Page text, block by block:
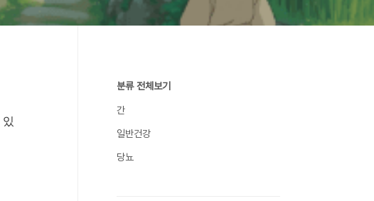
있
분류 전체보기
간
일반건강
당뇨